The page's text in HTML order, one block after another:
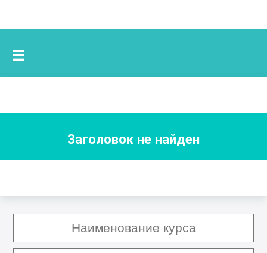
☰
Заголовок не найден